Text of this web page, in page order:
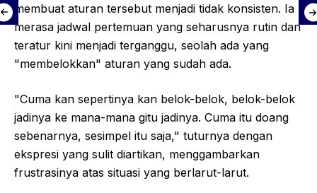
membuat aturan tersebut menjadi tidak konsisten. Ia
merasa jadwal pertemuan yang seharusnya rutin dan
teratur kini menjadi terganggu, seolah ada yang
"membelokkan" aturan yang sudah ada.
"Cuma kan sepertinya kan belok-belok, belok-belok
jadinya ke mana-mana gitu jadinya. Cuma itu doang
sebenarnya, sesimpel itu saja," tuturnya dengan
ekspresi yang sulit diartikan, menggambarkan
frustrasinya atas situasi yang berlarut-larut.